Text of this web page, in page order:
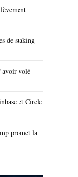
de staking
volé
et Circle
promet la